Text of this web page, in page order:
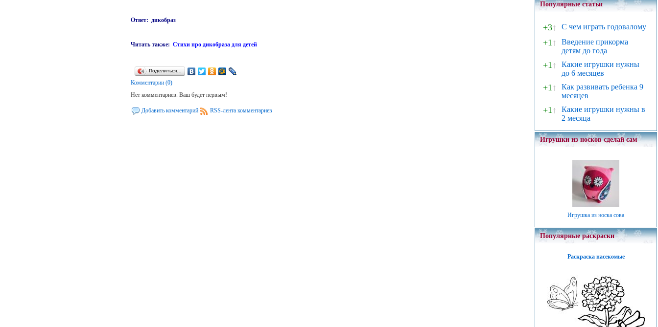
Ответ: дикобраз
Читать также:Стихи про дикобраза для детей
Поделиться…
Комментарии (0)
Нет комментариев. Ваш будет первым!
Добавить комментарий RSS-лента комментариев
Популярные статьи
+3↑ С чем играть годовалому
+1↑
Введение прикорма
детям до года
+1↑
Какие игрушки нужны
до 6 месяцев
+1↑
Как развивать ребенка 9
месяцев
+1↑
Какие игрушки нужны в
2 месяца
Игрушки из носков сделай сам
Игрушка из носка сова
Популярные раскраски
Раскраска насекомые